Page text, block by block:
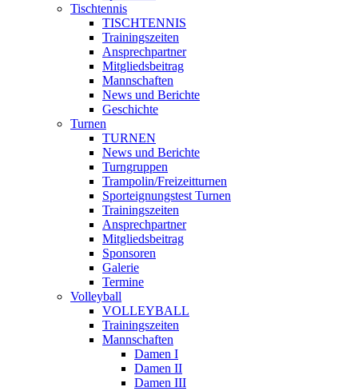
Tischtennis
TISCHTENNIS
Trainingszeiten
Ansprechpartner
Mitgliedsbeitrag
Mannschaften
News und Berichte
Geschichte
Turnen
TURNEN
News und Berichte
Turngruppen
Trampolin/Freizeitturnen
Sporteignungstest Turnen
Trainingszeiten
Ansprechpartner
Mitgliedsbeitrag
Sponsoren
Galerie
Termine
Volleyball
VOLLEYBALL
Trainingszeiten
Mannschaften
Damen I
Damen II
Damen III